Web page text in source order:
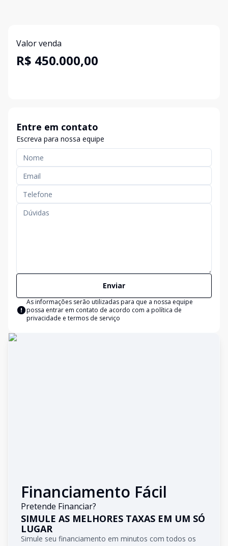
Valor venda
R$ 450.000,00
Entre em contato
Escreva para nossa equipe
Enviar
As informações serão utilizadas para que a nossa equipe
possa entrar em contato de acordo com a política de
privacidade e termos de serviço
Financiamento Fácil
Pretende Financiar?
SIMULE AS MELHORES TAXAS EM UM SÓ
LUGAR
Simule seu financiamento em minutos com todos os